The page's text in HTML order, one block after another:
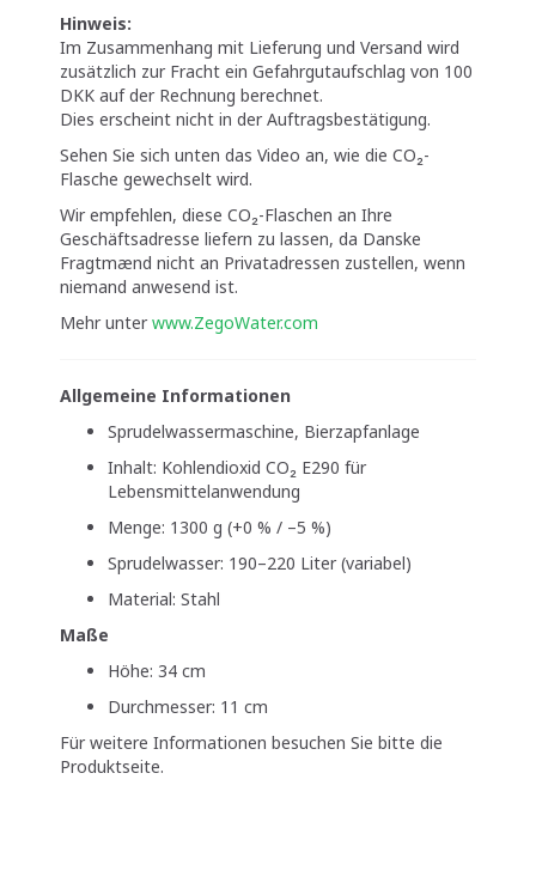
Hinweis:
Im Zusammenhang mit Lieferung und Versand wird
zusätzlich zur Fracht ein Gefahrgutaufschlag von 100
DKK auf der Rechnung berechnet.
Dies erscheint nicht in der Auftragsbestätigung.
Sehen Sie sich unten das Video an, wie die CO₂-
Flasche gewechselt wird.
Wir empfehlen, diese CO₂-Flaschen an Ihre
Geschäftsadresse liefern zu lassen, da Danske
Fragtmænd nicht an Privatadressen zustellen, wenn
niemand anwesend ist.
Mehr unter www.ZegoWater.com
Allgemeine Informationen
Sprudelwassermaschine, Bierzapfanlage
Inhalt: Kohlendioxid CO₂ E290 für
Lebensmittelanwendung
Menge: 1300 g (+0 % / –5 %)
Sprudelwasser: 190–220 Liter (variabel)
Material: Stahl
Maße
Höhe: 34 cm
Durchmesser: 11 cm
Für weitere Informationen besuchen Sie bitte die
Produktseite.